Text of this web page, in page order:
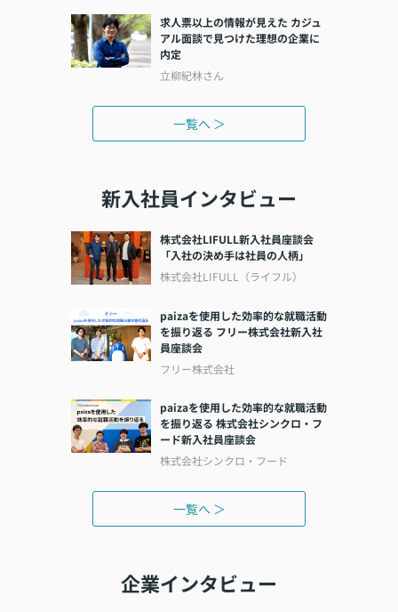
求人票以上の情報が見えた カジュ
アル面談で見つけた理想の企業に
内定
立柳紀林さん
一覧へ ＞
新入社員インタビュー
株式会社LIFULL新入社員座談会
「入社の決め手は社員の人柄」
株式会社LIFULL（ライフル）
paizaを使用した効率的な就職活動
を振り返る フリー株式会社新入社
員座談会
フリー株式会社
paizaを使用した効率的な就職活動
を振り返る 株式会社シンクロ・フ
ード新入社員座談会
株式会社シンクロ・フード
一覧へ ＞
企業インタビュー